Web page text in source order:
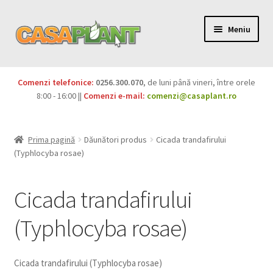
Meniu
Pesticide
Produse BIO
Igienă publică
Casa și grădina
Comenzi telefonice: 0256.300.070, de luni până vineri, între orele
8:00 - 16:00 || Comenzi e-mail: comenzi@casaplant.ro
Prima pagină Dăunători produs
Cicada trandafirului
(Typhlocyba rosae)
Cicada trandafirului
(Typhlocyba rosae)
Cicada trandafirului (Typhlocyba rosae)